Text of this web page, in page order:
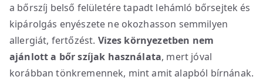
a bőrszíj belső felületére tapadt lehámló bőrsejtek és
kipárolgás enyészete ne okozhasson semmilyen
allergiát, fertőzést. Vizes környezetben nem
ajánlott a bőr szíjak használata, mert jóval
korábban tönkremennek, mint amit alapból bírnának.